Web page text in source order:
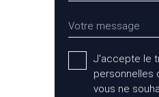
Votre message
J'accepte le
personnelles
vous ne